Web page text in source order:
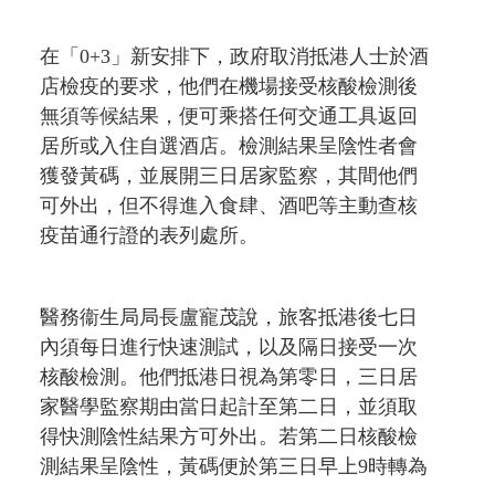
在「0+3」新安排下，政府取消抵港人士於酒
店檢疫的要求，他們在機場接受核酸檢測後
無須等候結果，便可乘搭任何交通工具返回
居所或入住自選酒店。檢測結果呈陰性者會
獲發黃碼，並展開三日居家監察，其間他們
可外出，但不得進入食肆、酒吧等主動查核
疫苗通行證的表列處所。
醫務衞生局局長盧寵茂說，旅客抵港後七日
內須每日進行快速測試，以及隔日接受一次
核酸檢測。他們抵港日視為第零日，三日居
家醫學監察期由當日起計至第二日，並須取
得快測陰性結果方可外出。若第二日核酸檢
測結果呈陰性，黃碼便於第三日早上9時轉為